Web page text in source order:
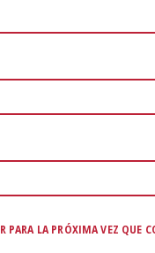
PARA LA PRÓXIMA VEZ QUE